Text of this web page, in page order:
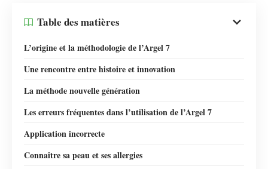
Table des matières
L’origine et la méthodologie de l’Argel 7
Une rencontre entre histoire et innovation
La méthode nouvelle génération
Les erreurs fréquentes dans l’utilisation de l’Argel 7
Application incorrecte
Connaître sa peau et ses allergies